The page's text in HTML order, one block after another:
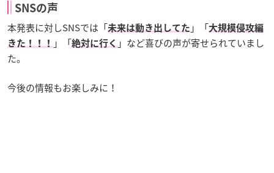
SNSの声
本発表に対しSNSでは「未来は動き出してた 」「大規模侵攻編
きた！！！
」「絶対に行く 」など喜びの声が寄せられていまし
た。
今後の情報もお楽しみに！